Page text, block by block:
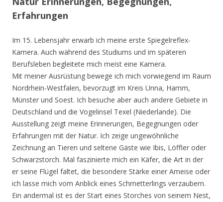
Erfahrungen
Im 15. Lebensjahr erwarb ich meine erste Spiegelreflex-
Kamera. Auch während des Studiums und im späteren
Berufsleben begleitete mich meist eine Kamera.
Mit meiner Ausrüstung bewege ich mich vorwiegend im Raum
Nordrhein-Westfalen, bevorzugt im Kreis Unna, Hamm,
Münster und Soest. Ich besuche aber auch andere Gebiete in
Deutschland und die Vogelinsel Texel (Niederlande). Die
Ausstellung zeigt meine Erinnerungen, Begegnungen oder
Erfahrungen mit der Natur. Ich zeige ungewöhnliche
Zeichnung an Tieren und seltene Gäste wie Ibis, Löffler oder
Schwarzstorch. Mal faszinierte mich ein Käfer, die Art in der
er seine Flügel faltet, die besondere Stärke einer Ameise oder
ich lasse mich vom Anblick eines Schmetterlings verzaubern.
Ein andermal ist es der Start eines Storches von seinem Nest,